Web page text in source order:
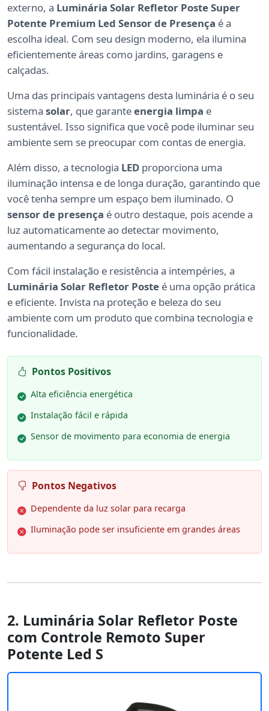
externo, a Luminária Solar Refletor Poste Super
Potente Premium Led Sensor de Presença é a
escolha ideal. Com seu design moderno, ela ilumina
eficientemente áreas como jardins, garagens e
calçadas.
Uma das principais vantagens desta luminária é o seu
sistema solar, que garanteenergia limpa e
sustentável. Isso significa que você pode iluminar seu
ambiente sem se preocupar com contas de energia.
Além disso, a tecnologia LED proporciona uma
iluminação intensa e de longa duração, garantindo que
você tenha sempre um espaço bem iluminado. O
sensor de presença é outro destaque, pois acende a
luz automaticamente ao detectar movimento,
aumentando a segurança do local.
Com fácil instalação e resistência a intempéries, a
Luminária Solar Refletor Poste é uma opção prática
e eficiente. Invista na proteção e beleza do seu
ambiente com um produto que combina tecnologia e
funcionalidade.
Pontos Positivos
Alta eficiência energética
Instalação fácil e rápida
Sensor de movimento para economia de energia
Pontos Negativos
Dependente da luz solar para recarga
Iluminação pode ser insuficiente em grandes áreas
2. Luminária Solar Refletor Poste
com Controle Remoto Super
Potente Led S